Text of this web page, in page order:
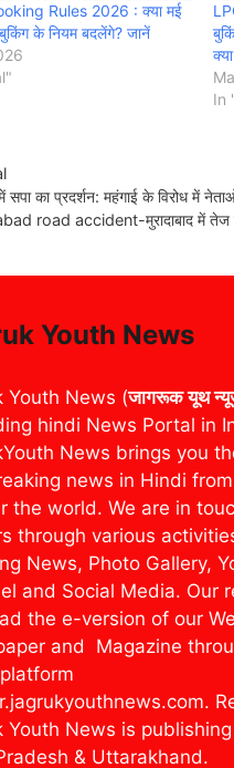
Rules 2026 : क्या मई
के नियम बदलेंगे? जानें
In
में सपा का प्रदर्शन: महंगाई के विरोध में
road accident-मुरादाबाद में तेज
Youth News
Youth News (जागरूक यूथ
hindi News Portal in
News brings you
news in Hindi
the world. We are in
through various
News, Photo Gallery,
and Social Media. Our
the e-version of our
and Magazine
Youth News is
& Uttarakhand.